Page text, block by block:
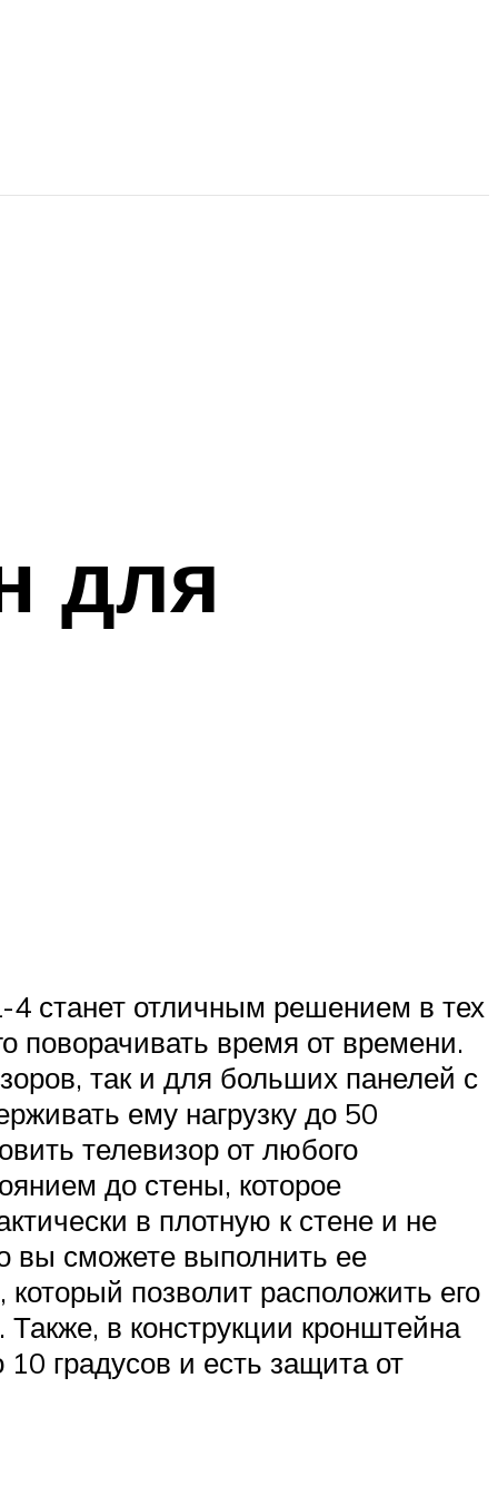
для
станет отличным решением в тех
поворачивать время от времени.
так и для больших панелей с
ему нагрузку до 50
телевизор от любого
до стены, которое
в плотную к стене и не
вы сможете выполнить ее
позволит расположить его
в конструкции кронштейна
градусов и есть защита от